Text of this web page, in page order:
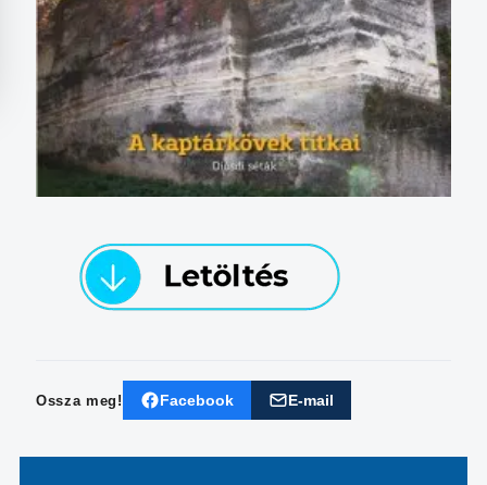
Ossza meg! Facebook E-mail